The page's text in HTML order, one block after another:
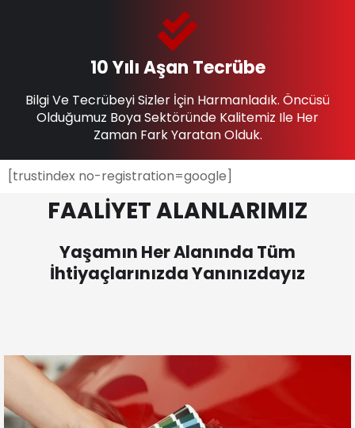
10 Yılı Aşan Tecrübe
Bilgi Ve Tecrübeyi Sizler İçin Harmanladık. Öncüsü
Olduğumuz Boya Sektöründe Kalitemiz Ile Her
Zaman Fark Yaratan Olduk.
[trustindex no-registration=google]
FAALİYET ALANLARIMIZ
Yaşamın Her Alanında Tüm
İhtiyaçlarınızda Yanınızdayız